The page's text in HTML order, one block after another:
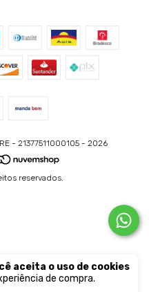
aceita o uso de cookies
de compra.
- 21377511000105 - 2026
reservados.